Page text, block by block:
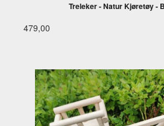
Treleker - Natur Kjøretøy -
479,00